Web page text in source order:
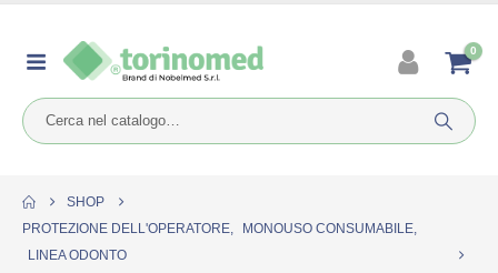
0
SHOP
PROTEZIONE DELL'OPERATORE, MONOUSO CONSUMABILE,
LINEA ODONTO